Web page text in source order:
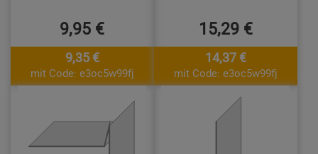
9,95 €
9,35 €
mit Code: e3oc5w99fj
15,29 €
14,37 €
mit Code: e3oc5w99fj